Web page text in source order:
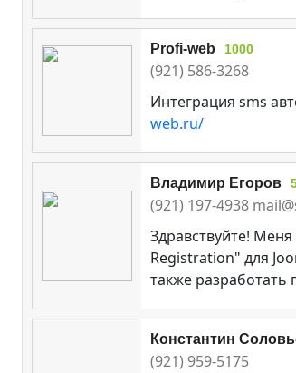
Profi-web 1000
(921) 586-3268
Интеграция sms
web.ru/
Владимир Егоров
(921) 197-4938
Здравствуйте!
Registration" для
также разработать
Константин
(921) 959-5175